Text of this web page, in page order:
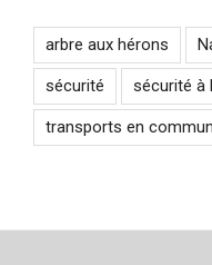
arbre aux hérons
sécurité sécurité à
transports en commun